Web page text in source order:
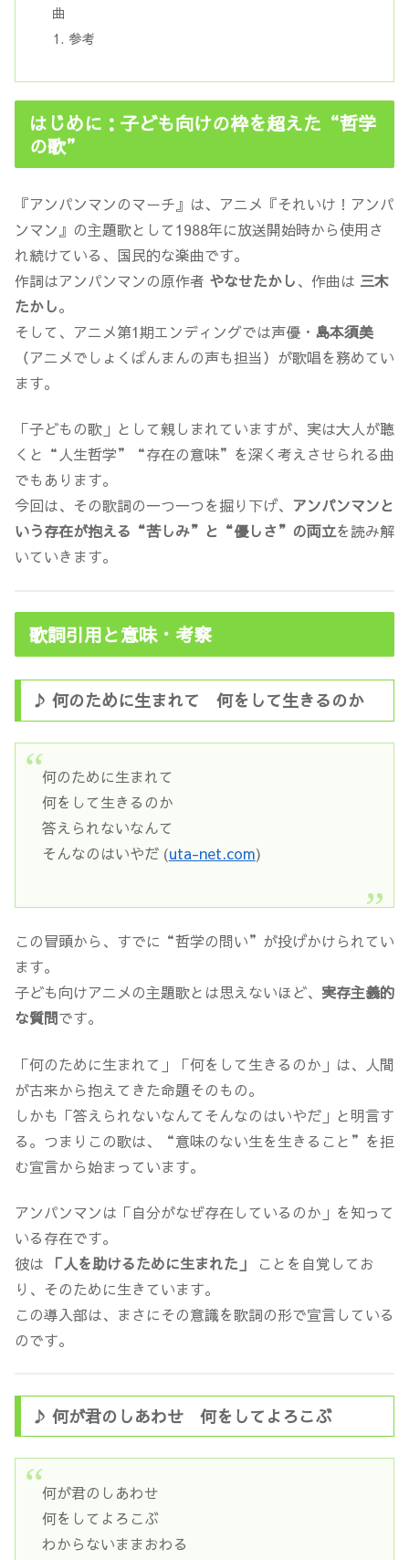
曲
参考
はじめに：子ども向けの枠を超えた“哲学
の歌”
『アンパンマンのマーチ』は、アニメ『それいけ！アンパ
ンマン』の主題歌として1988年に放送開始時から使用さ
れ続けている、国民的な楽曲です。
作詞はアンパンマンの原作者 やなせたかし、作曲は 三木
たかし。
そして、アニメ第1期エンディングでは声優・ 島本須美
（アニメでしょくぱんまんの声も担当）が歌唱を務めてい
ます。
「子どもの歌」として親しまれていますが、実は大人が聴
くと“人生哲学”“存在の意味”を深く考えさせられる曲
でもあります。
今回は、その歌詞の一つ一つを掘り下げ、 アンパンマンと
いう存在が抱える“苦しみ”と“優しさ”の両立を読み解
いていきます。
歌詞引用と意味・考察
♪ 何のために生まれて 何をして生きるのか
何のために生まれて
何をして生きるのか
答えられないなんて
そんなのはいやだ (uta-net.com)
この冒頭から、すでに“哲学の問い”が投げかけられてい
ます。
子ども向けアニメの主題歌とは思えないほど、 実存主義的
な質問です。
「何のために生まれて」「何をして生きるのか」は、人間
が古来から抱えてきた命題そのもの。
しかも「答えられないなんてそんなのはいやだ」と明言す
る。つまりこの歌は、“意味のない生を生きること”を拒
む宣言から始まっています。
アンパンマンは「自分がなぜ存在しているのか」を知って
いる存在です。
彼は
「人を助けるために生まれた」
ことを自覚してお
り、そのために生きています。
この導入部は、まさにその意識を歌詞の形で宣言している
のです。
♪ 何が君のしあわせ 何をしてよろこぶ
何が君のしあわせ
何をしてよろこぶ
わからないままおわる